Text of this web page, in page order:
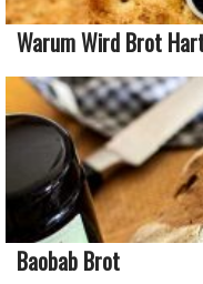
Warum Wird Brot
Baobab Brot